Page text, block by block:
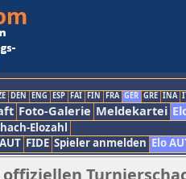
DEN ENG ESP FAI FIN FRA GER GRE INA
Foto-Galerie Meldekartei
Elozahl
FIDE Spieler anmelden Elo